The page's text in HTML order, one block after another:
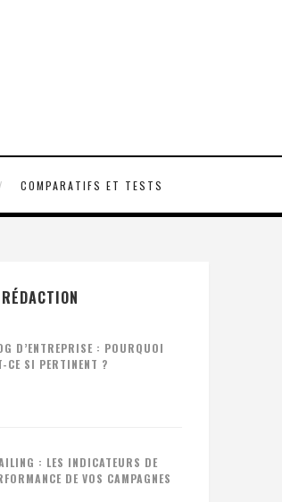
COMPARATIFS ET TESTS
D’ENTREPRISE : POURQUOI
CE SI PERTINENT ?
: LES INDICATEURS DE
DE VOS CAMPAGNES